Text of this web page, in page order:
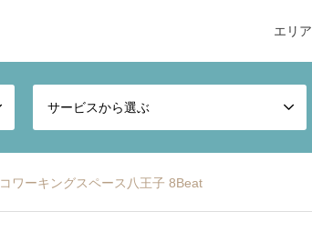
エリア
サービスから選ぶ
コワーキングスペース八王子 8Beat